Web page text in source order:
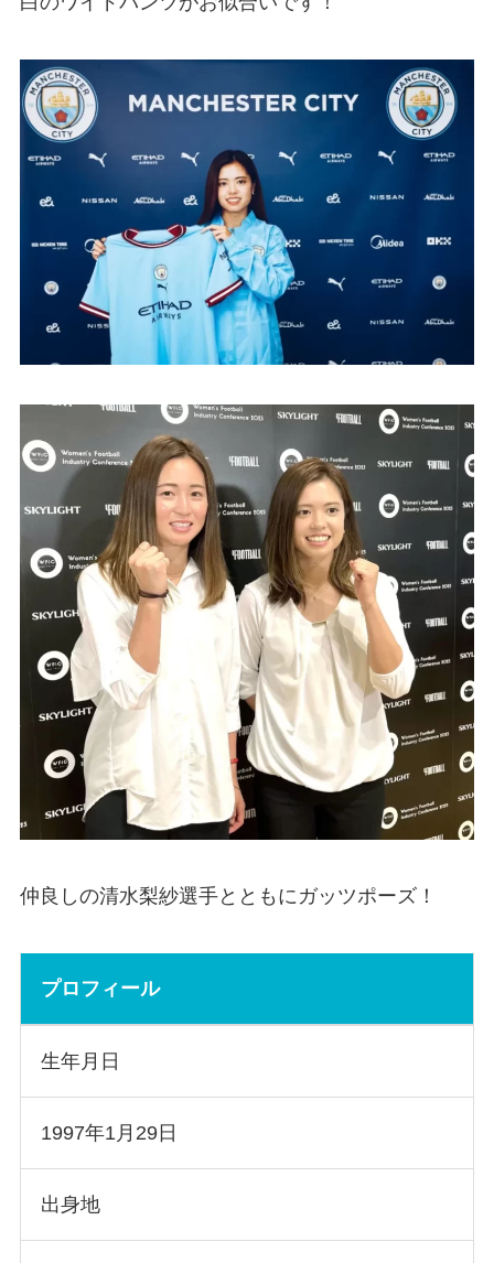
仲良しの清水梨紗選手とともにガッツポーズ！
プロフィール
生年月日
1997年1月29日
出身地